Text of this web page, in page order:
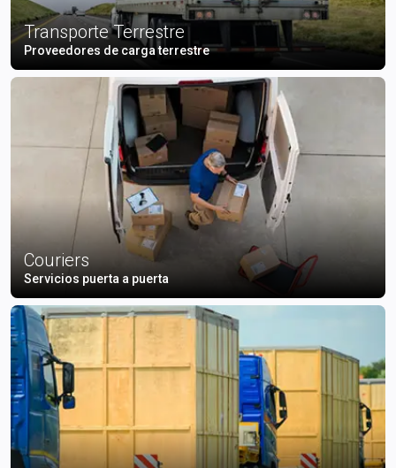
Transporte Terrestre
Proveedores de carga terrestre
Couriers
Servicios puerta a puerta